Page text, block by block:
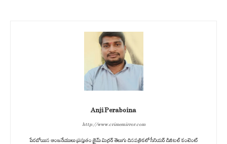
Anji Peraboina
http://www.crimemirror.com
పేరబోయిన ఆంజనేయులు ప్రస్తుతం క్రైమ్ మిర్రర్ తెలుగు దినపత్రికలో సీనియర్ డిజిటల్ కంటెంట్